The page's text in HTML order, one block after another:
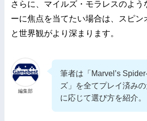
さらに、マイルズ・モラレスのよう
ーに焦点を当てたい場合は、スピン
と世界観がより深まります。
編集部
筆者は「Marvel’s
ズ」を全てプレイ済み
に応じて選び方を紹介。